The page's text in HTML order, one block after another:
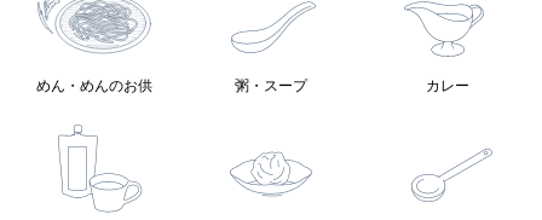
めん・めんのお供 粥・スープ カレー